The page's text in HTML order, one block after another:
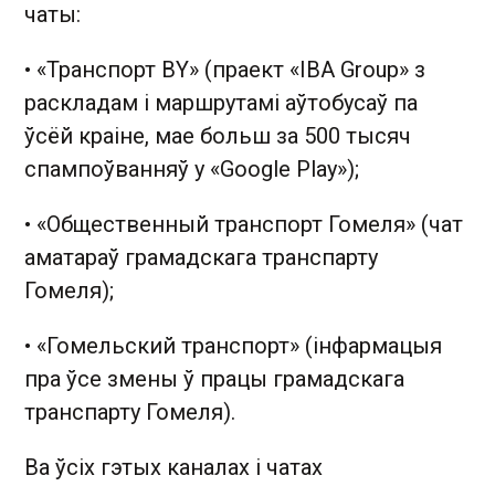
чаты:
• «Транспорт ВY» (праект «IBA Group» з
раскладам і маршрутамі аўтобусаў па
ўсёй краіне, мае больш за 500 тысяч
спампоўванняў у «Google Play»);
• «Общественный транспорт Гомеля» (чат
аматараў грамадскага транспарту
Гомеля);
• «Гомельский транспорт» (інфармацыя
пра ўсе змены ў працы грамадскага
транспарту Гомеля).
Ва ўсіх гэтых каналах і чатах